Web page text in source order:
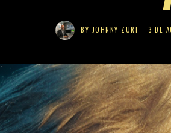
BY JOHNNY ZURI 3 DE